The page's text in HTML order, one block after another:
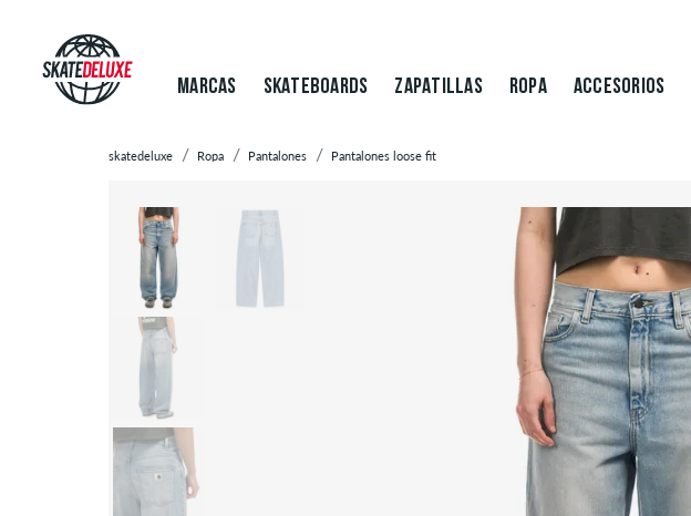
MARCAS SKATEBOARDS ZAPATILLAS ROPA ACCESORIOS
skatedeluxe Ropa Pantalones Pantalones loose fit